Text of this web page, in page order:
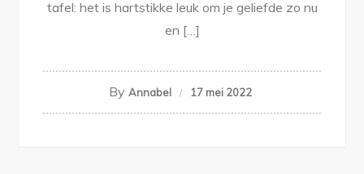
tafel: het is hartstikke leuk om je geliefde zo nu
en […]
By Annabel 17 mei 2022